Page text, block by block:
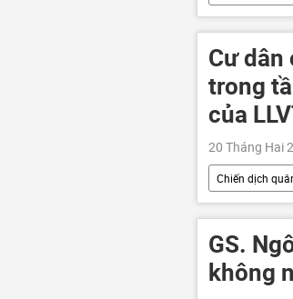
Cuộc khủng
Quân sự
Cư dân
trong
của
20 Tháng Hai
Chiến dịch
Video từ
Thế giới
GS.
không